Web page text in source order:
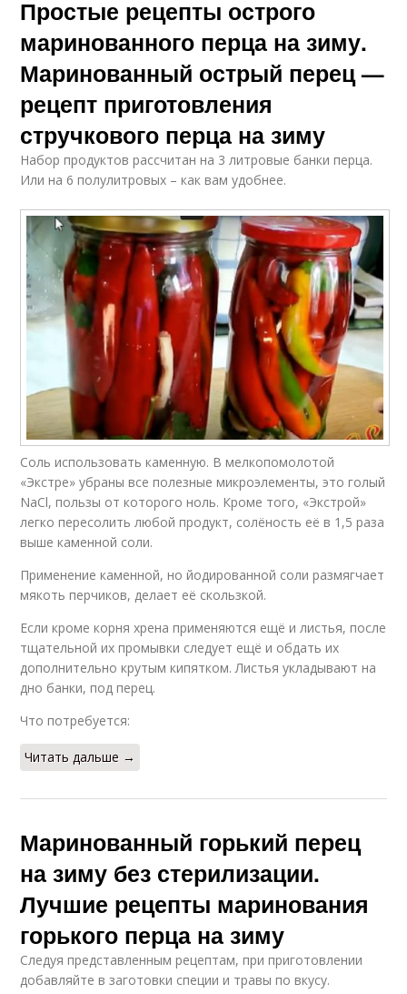
Простые рецепты острого
маринованного перца на зиму.
Маринованный острый перец —
рецепт приготовления
стручкового перца на зиму
Набор продуктов рассчитан на 3 литровые банки перца.
Или на 6 полулитровых – как вам удобнее.
Соль использовать каменную. В мелкопомолотой
«Экстре» убраны все полезные микроэлементы, это голый
NaCl, пользы от которого ноль. Кроме того, «Экстрой»
легко пересолить любой продукт, солёность её в 1,5 раза
выше каменной соли.
Применение каменной, но йодированной соли размягчает
мякоть перчиков, делает её скользкой.
Если кроме корня хрена применяются ещё и листья, после
тщательной их промывки следует ещё и обдать их
дополнительно крутым кипятком. Листья укладывают на
дно банки, под перец.
Что потребуется:
Читать дальше →
Маринованный горький перец
на зиму без стерилизации.
Лучшие рецепты маринования
горького перца на зиму
Следуя представленным рецептам, при приготовлении
добавляйте в заготовки специи и травы по вкусу.